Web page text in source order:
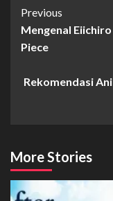
Continue
Reading
Previous
Mengenal
Piece
Rekomendasi
More Stories